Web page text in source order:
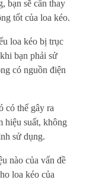
bạn sẽ cần thay
tốt của loa kéo.
loa kéo bị trục
bạn phải sử
có nguồn điện
có thể gây ra
hiệu suất, không
sử dụng.
nào của vấn đề
loa kéo của